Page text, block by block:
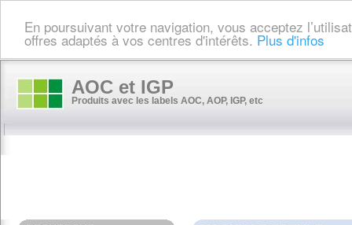
En poursuivant votre navigation, vous acceptez
offres adaptés à vos centres d'intérêts. Plus d'infos
AOC et IGP
Produits avec les labels AOC, AOP, IGP, etc